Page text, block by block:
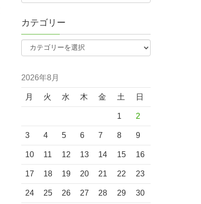
カテゴリー
2026年8月
月 火 水 木 金 土 日
1 2
3 4 5 6 7 8 9
10 11 12 13 14 15 16
17 18 19 20 21 22 23
24 25 26 27 28 29 30